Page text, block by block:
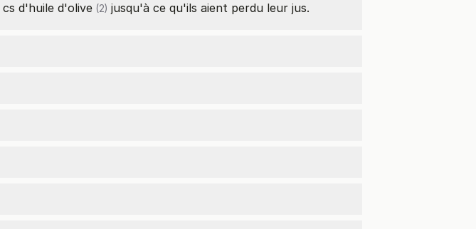
cs d'huile d'olive (2) jusqu'à ce qu'ils aient perdu leur jus.